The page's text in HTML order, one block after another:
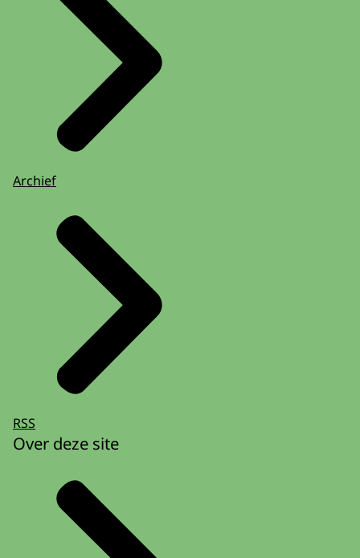
Archief
RSS
Over deze site